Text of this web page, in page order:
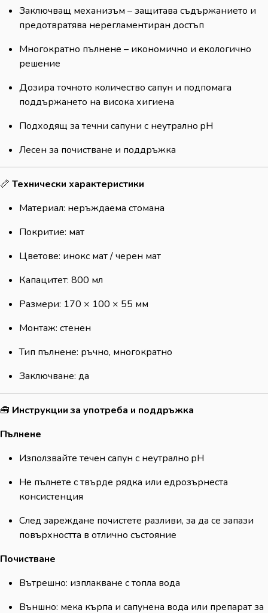
Заключващ механизъм – защитава съдържанието и
предотвратява нерегламентиран достъп
Многократно пълнене – икономично и екологично
решение
Дозира точното количество сапун и подпомага
поддържането на висока хигиена
Подходящ за течни сапуни с неутрално pH
Лесен за почистване и поддръжка
📏 Технически характеристики
Материал: неръждаема стомана
Покритие: мат
Цветове: инокс мат / черен мат
Капацитет: 800 мл
Размери: 170 × 100 × 55 мм
Монтаж: стенен
Тип пълнене: ръчно, многократно
Заключване: да
🧰 Инструкции за употреба и поддръжка
Пълнене
Използвайте течен сапун с неутрално pH
Не пълнете с твърде рядка или едрозърнеста
консистенция
След зареждане почистете разливи, за да се запази
повърхността в отлично състояние
Почистване
Вътрешно: изплакване с топла вода
Външно: мека кърпа и сапунена вода или препарат за